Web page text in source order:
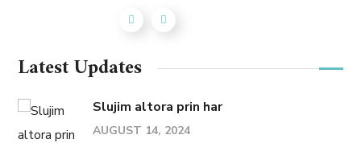
Latest Updates
Slujim altora prin har
AUGUST 14, 2024